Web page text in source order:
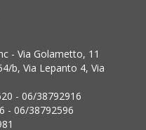
- Via Golametto, 11
b, Via Lepanto 4, Via
- 06/38792916
- 06/38792596